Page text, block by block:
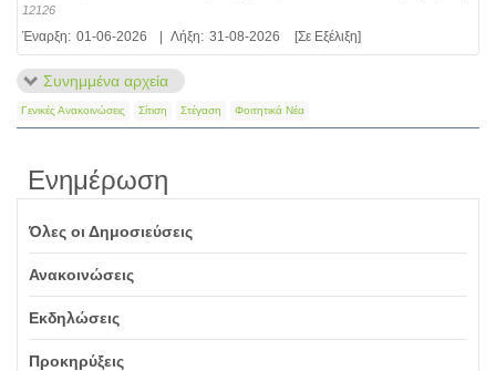
12126
Έναρξη: 01-06-2026 | Λήξη: 31-08-2026 [Σε Εξέλιξη]
Συνημμένα αρχεία
Γενικές Ανακοινώσεις Σίτιση Στέγαση Φοιτητικά Νέα
Ενημέρωση
Όλες οι Δημοσιεύσεις
Ανακοινώσεις
Εκδηλώσεις
Προκηρύξεις